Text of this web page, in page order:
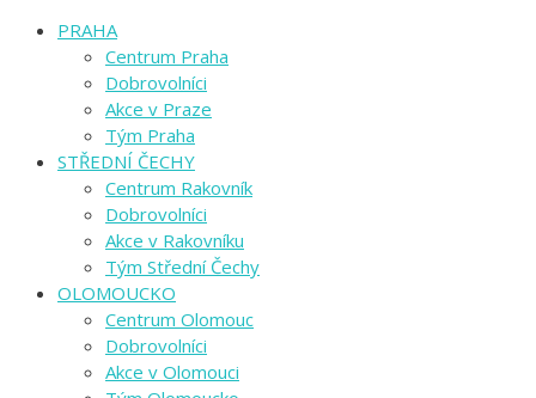
PRAHA
Centrum Praha
Dobrovolníci
Akce v Praze
Tým Praha
STŘEDNÍ ČECHY
Centrum Rakovník
Dobrovolníci
Akce v Rakovníku
Tým Střední Čechy
OLOMOUCKO
Centrum Olomouc
Dobrovolníci
Akce v Olomouci